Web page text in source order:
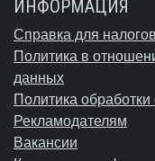
ИНФОРМАЦИЯ
Справка для
Политика в
данных
Политика
Рекламодателям
Вакансии